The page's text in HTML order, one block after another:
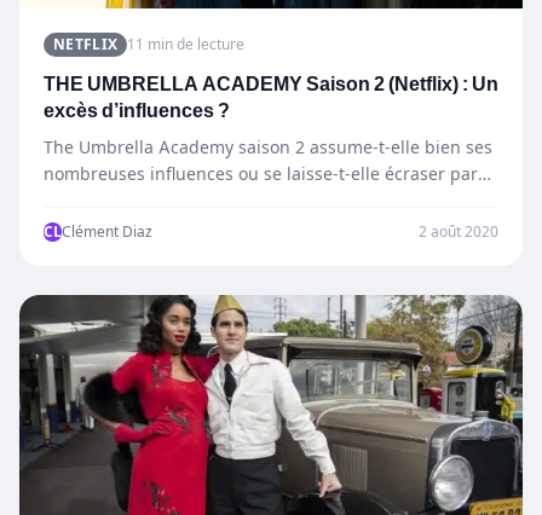
NETFLIX 11 min de lecture
THE UMBRELLA ACADEMY Saison 2 (Netflix) : Un
excès d’influences ?
The Umbrella Academy saison 2 assume-t-elle bien ses
nombreuses influences ou se laisse-t-elle écraser par
CLClément Diaz 2 août 2020